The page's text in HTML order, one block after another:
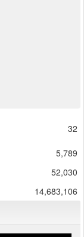
32
5,789
52,030
14,683,106